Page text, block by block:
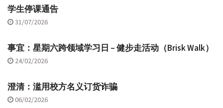
学生停课通告
31/07/2026
事宜：星期六跨领域学习日 – 健步走活动（Brisk Walk）
24/02/2026
澄清：滥用校方名义订货诈骗
06/02/2026